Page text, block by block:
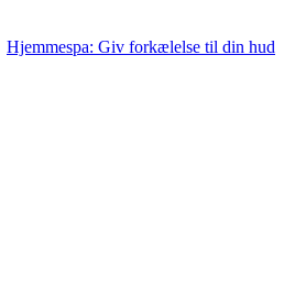
Hjemmespa: Giv forkælelse til din hud